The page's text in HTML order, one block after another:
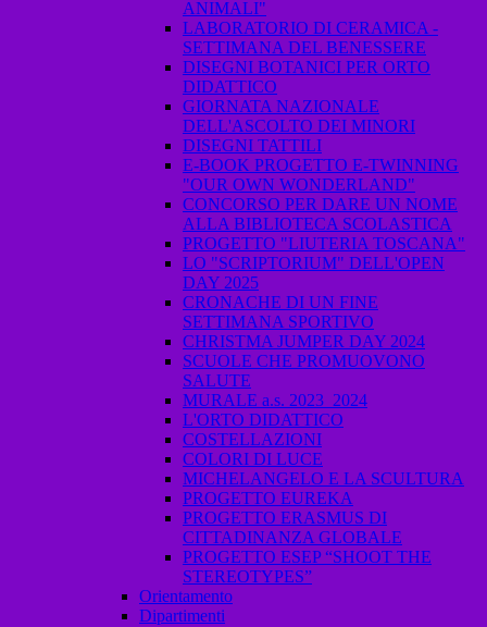
ANIMALI"
LABORATORIO DI CERAMICA -
SETTIMANA DEL BENESSERE
DISEGNI BOTANICI PER ORTO
DIDATTICO
GIORNATA NAZIONALE
DELL'ASCOLTO DEI MINORI
DISEGNI TATTILI
E-BOOK PROGETTO E-TWINNING
"OUR OWN WONDERLAND"
CONCORSO PER DARE UN NOME
ALLA BIBLIOTECA SCOLASTICA
PROGETTO "LIUTERIA TOSCANA"
LO "SCRIPTORIUM" DELL'OPEN
DAY 2025
CRONACHE DI UN FINE
SETTIMANA SPORTIVO
CHRISTMA JUMPER DAY 2024
SCUOLE CHE PROMUOVONO
SALUTE
MURALE a.s. 2023_2024
L'ORTO DIDATTICO
COSTELLAZIONI
COLORI DI LUCE
MICHELANGELO E LA SCULTURA
PROGETTO EUREKA
PROGETTO ERASMUS DI
CITTADINANZA GLOBALE
PROGETTO ESEP “SHOOT THE
STEREOTYPES”
Orientamento
Dipartimenti